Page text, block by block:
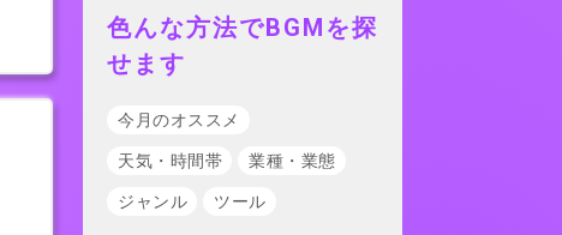
色んな方法でBGMを探
せます
今月のオススメ
天気・時間帯 業種・業態
ジャンル ツール